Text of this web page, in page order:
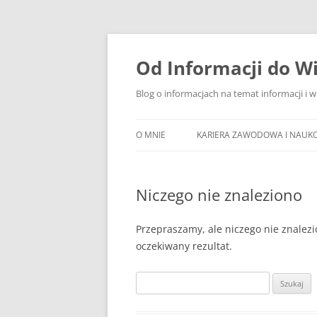
Przejdź
treści
Od Informacji do
Blog o informacjach na temat informacji i
O MNIE KARIERA ZAWODOWA I
Niczego nie znaleziono
Przepraszamy, ale niczego nie
oczekiwany rezultat.